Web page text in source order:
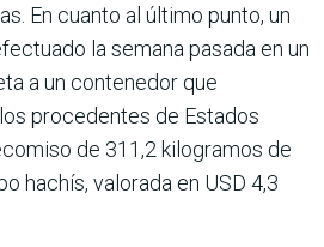
En cuanto al último punto, un
la semana pasada en un
a un contenedor que
procedentes de Estados
de 311,2 kilogramos de
hachís, valorada en USD 4,3